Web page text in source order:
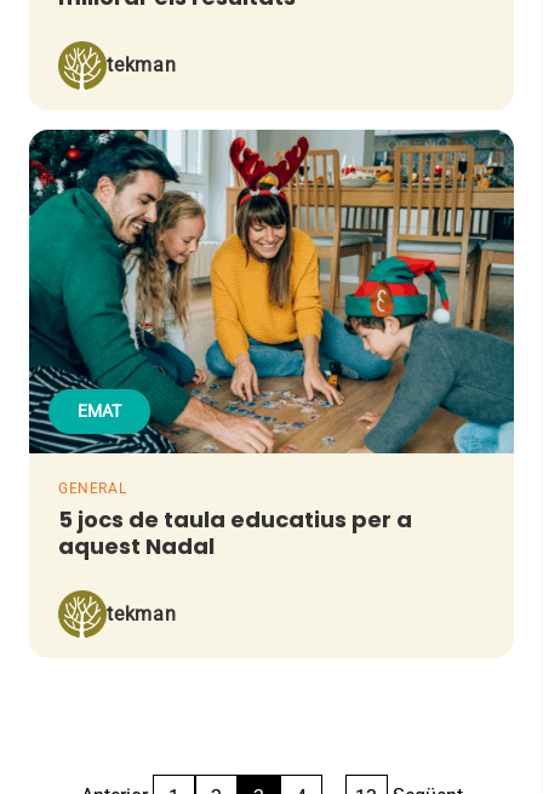
tekman
EMAT
GENERAL
5 jocs de taula educatius per a
aquest Nadal
tekman